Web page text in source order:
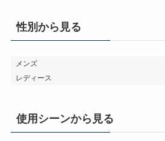
性別から見る
メンズ
レディース
使用シーンから見る